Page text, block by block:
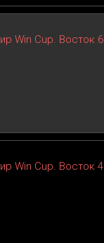
Win Cup. Восток 6
Win Cup. Восток 4